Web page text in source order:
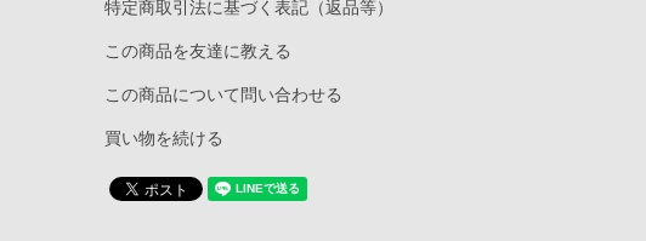
特定商取引法に基づく表記（返品等）
この商品を友達に教える
この商品について問い合わせる
買い物を続ける